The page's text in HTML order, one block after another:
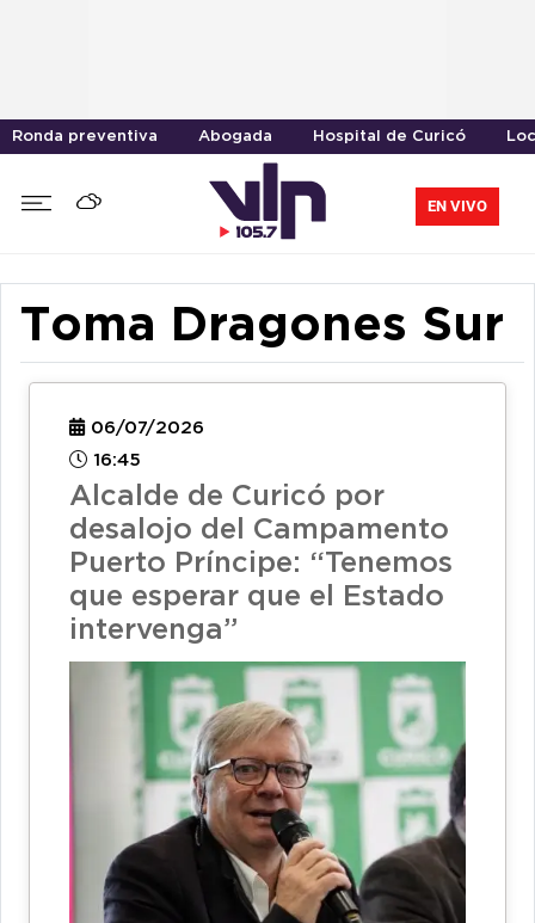
Ronda preventiva Abogada Hospital de Curicó
EN VIVO
Toma Dragones Sur
06/07/2026
16:45
Alcalde de Curicó por
desalojo del Campamento
Puerto Príncipe: “Tenemos
que esperar que el Estado
intervenga”